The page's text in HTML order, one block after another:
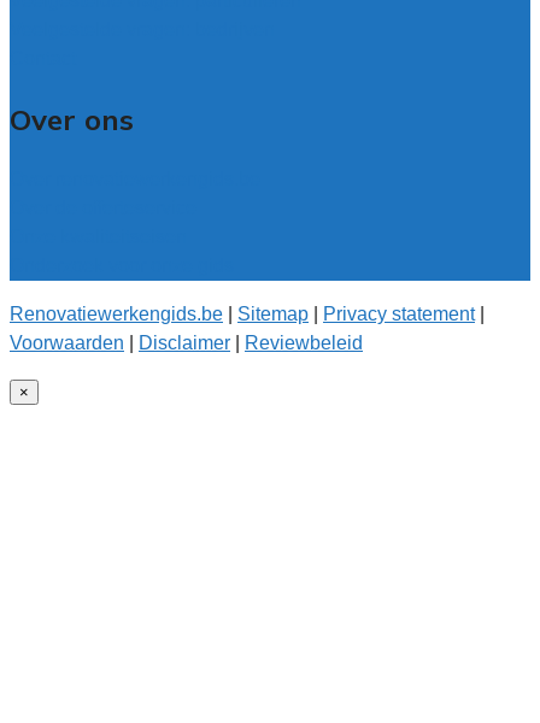
Over ons
Renovatiewerkengids.be Sitemap Privacy statement|
Voorwaarden
Disclaimer Reviewbeleid
×